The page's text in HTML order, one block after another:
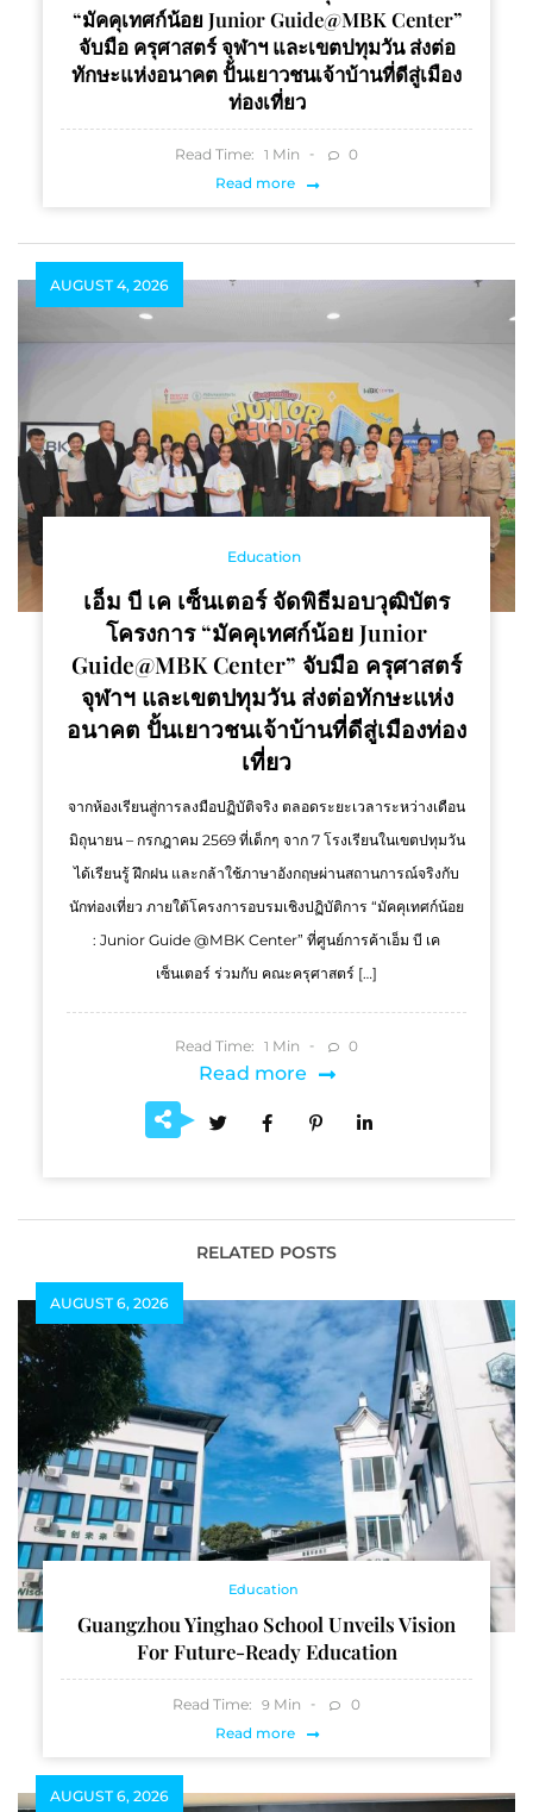
“มัคคุเทศก์น้อย Junior Guide@MBK Center”
จับมือ ครุศาสตร์ จุฬาฯ และเขตปทุมวัน ส่งต่อ
ทักษะแห่งอนาคต ปั้นเยาวชนเจ้าบ้านที่ดีสู่เมือง
ท่องเที่ยว
Read Time: 1 Min
0
Read more
AUGUST 4, 2026
Education
เอ็ม บี เค เซ็นเตอร์ จัดพิธีมอบวุฒิบัตร
โครงการ “มัคคุเทศก์น้อย Junior
Guide@MBK Center” จับมือ ครุศาสตร์
จุฬาฯ และเขตปทุมวัน ส่งต่อทักษะแห่ง
อนาคต ปั้นเยาวชนเจ้าบ้านที่ดีสู่เมืองท่อง
เที่ยว
จากห้องเรียนสู่การลงมือปฏิบัติจริง ตลอดระยะเวลาระหว่างเดือน
มิถุนายน – กรกฎาคม 2569 ที่เด็กๆ จาก 7 โรงเรียนในเขตปทุมวัน
ได้เรียนรู้ ฝึกฝน และกล้าใช้ภาษาอังกฤษผ่านสถานการณ์จริงกับ
นักท่องเที่ยว ภายใต้โครงการอบรมเชิงปฏิบัติการ “มัคคุเทศก์น้อย
: Junior Guide @MBK Center” ที่ศูนย์การค้าเอ็ม บี เค
เซ็นเตอร์ ร่วมกับ คณะครุศาสตร์ […]
Read Time: 1 Min 0
Read more
RELATED POSTS
AUGUST 6, 2026
Education
Guangzhou Yinghao School Unveils Vision
For Future-Ready Education
Read Time: 9 Min
0
Read more
AUGUST 6, 2026